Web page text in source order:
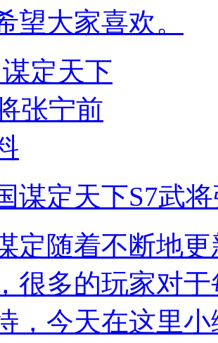
望大家喜欢。
谋定天下S7武
定随着不断地
很多的玩家对
，今天在这里